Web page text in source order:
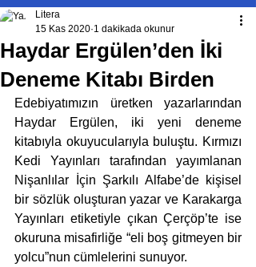
Haydar Ergülen’den İki
Deneme Kitabı Birden
Litera
15 Kas 2020 1 dakikada okunur
Edebiyatımızın üretken yazarlarından
Haydar Ergülen, iki yeni deneme
kitabıyla okuyucularıyla buluştu. Kırmızı
Kedi Yayınları tarafından yayımlanan
Nişanlılar İçin Şarkılı Alfabe’de kişisel
bir sözlük oluşturan yazar ve Karakarga
Yayınları etiketiyle çıkan Çerçöp’te ise
okuruna misafirliğe “eli boş gitmeyen bir
yolcu”nun cümlelerini sunuyor.